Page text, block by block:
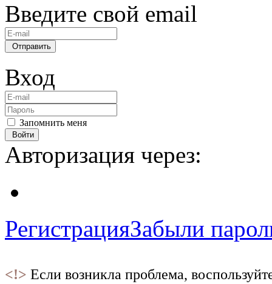
Введите свой email
Отправить
Вход
Запомнить меня
Войти
Авторизация через:
РегистрацияЗабыли
<!> Если возникла проблема,